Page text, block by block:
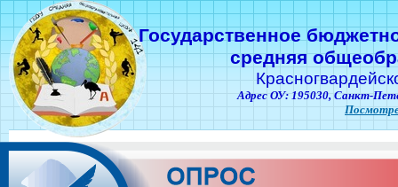
Государственное
средняя
Адрес ОУ: 195030, Санкт-